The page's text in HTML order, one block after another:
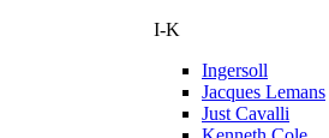
I-K
Ingersoll
Jacques Lemans
Just Cavalli